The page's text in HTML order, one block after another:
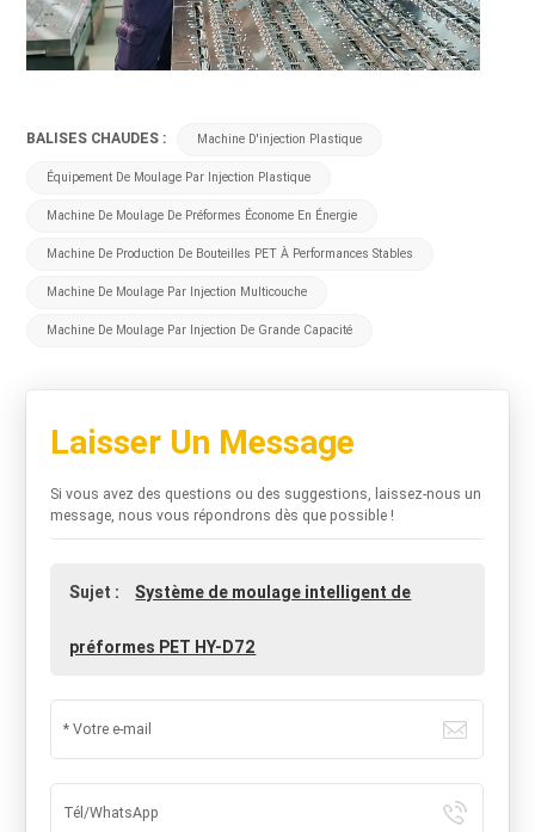
BALISES CHAUDES : Machine D'injection Plastique
Équipement De Moulage Par Injection Plastique
Machine De Moulage De Préformes Économe En Énergie
Machine De Production De Bouteilles PET À Performances Stables
Machine De Moulage Par Injection Multicouche
Machine De Moulage Par Injection De Grande Capacité
Laisser Un Message
Si vous avez des questions ou des suggestions, laissez-nous un
message, nous vous répondrons dès que possible !
Sujet : Système de moulage intelligent de
préformes PET HY-D72